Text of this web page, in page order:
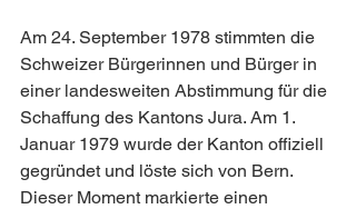
Am 24. September 1978 stimmten die
Schweizer Bürgerinnen und Bürger in
einer landesweiten Abstimmung für die
Schaffung des Kantons Jura. Am 1.
Januar 1979 wurde der Kanton offiziell
gegründet und löste sich von Bern.
Dieser Moment markierte einen